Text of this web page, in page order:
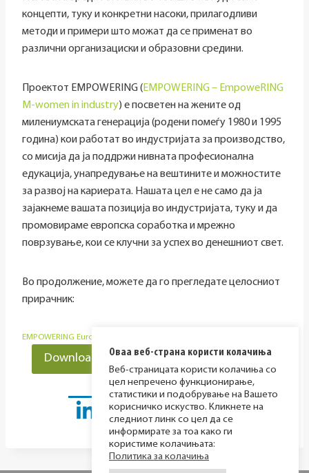
концепти, туку и конкретни насоки, прилагодливи
методи и примери што можат да се применат во
различни организациски и образовни средини.
Проектот EMPOWERING (EMPOWERING – EmpoweRING
M-women in industry) е посветен на жените од
милениумската генерација (родени помеѓу 1980 и 1995
година) кои работат во индустријата за производство,
со мисија да ја поддржи нивната професионална
едукација, унапредување на вештините и можностите
за развој на кариерата. Нашата цел е не само да ја
зајакнеме вашата позиција во индустријата, туку и да
промовираме европска соработка и мрежно
поврзување, кои се клучни за успех во денешниот свет.
Во продолжение, можете да го прегледате целосниот
прирачник:
EMPOWERING European Network Handbook MK
Download Оваа веб-страна користи колачиња
Веб-страницата користи колачиња со
цел непречено функционирање,
статистики и подобрување на Вашето
корисничко искуство. Кликнете на
следниот линк со цел да се
информирате за тоа како ги
користиме колачињата:
Политика за колачиња